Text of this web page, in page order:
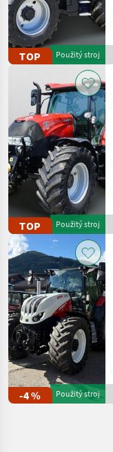
TOP Použitý stroj
TOP Použitý stroj
-4 % Použitý stroj